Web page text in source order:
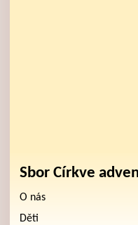
Sbor Církve
O nás
Děti